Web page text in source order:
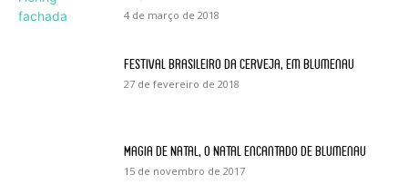
4 de março de 2018
Festival Brasileiro da Cerveja, em Blumenau
27 de fevereiro de 2018
Magia de Natal, o Natal encantado de Blumenau
15 de novembro de 2017